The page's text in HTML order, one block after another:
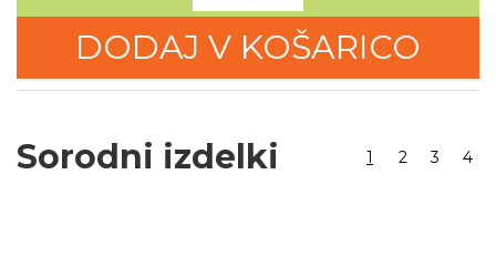
DODAJ V KOŠARICO
Sorodni izdelki 1 2 3 4